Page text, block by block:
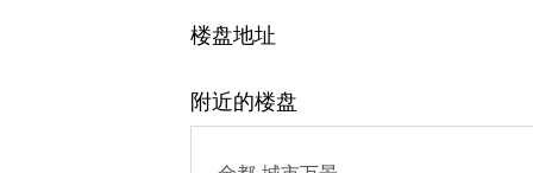
楼盘地址
附近的楼盘